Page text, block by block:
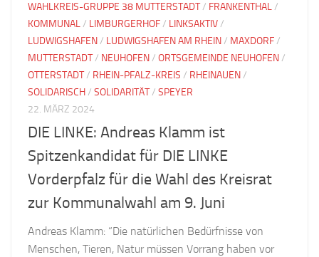
WAHLKREIS-GRUPPE 38 MUTTERSTADT/ FRANKENTHAL/
KOMMUNAL/ LIMBURGERHOF/ LINKSAKTIV/
LUDWIGSHAFEN/ LUDWIGSHAFEN AM RHEIN/ MAXDORF/
MUTTERSTADT/ NEUHOFEN/ ORTSGEMEINDE NEUHOFEN/
OTTERSTADT/ RHEIN-PFALZ-KREIS / RHEINAUEN/
SOLIDARISCH/ SOLIDARITÄT/ SPEYER
22. MÄRZ 2024
DIE LINKE: Andreas Klamm ist
Spitzenkandidat für DIE LINKE
Vorderpfalz für die Wahl des Kreisrat
zur Kommunalwahl am 9. Juni
Andreas Klamm: “Die natürlichen Bedürfnisse von
Menschen, Tieren, Natur müssen Vorrang haben vor